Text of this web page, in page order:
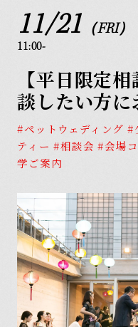
Cuisine
料理・スイーツ
Model Plan
モデルプラン
Item
アイテム
Report
ウェディングレポート
フリーランスウェディ
プランナーの皆様へ
プライバシーポリシー
11/21 （FRI）
11:00-
【平日限定
談したい方に
#ペットウェディング
ティー #相談会 #会場
学ご案内